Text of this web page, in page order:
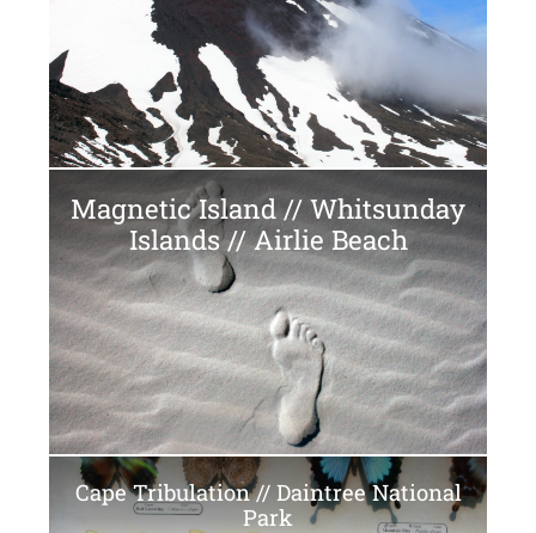
Magnetic Island // Whitsunday
Islands // Airlie Beach
Cape Tribulation // Daintree National
Park